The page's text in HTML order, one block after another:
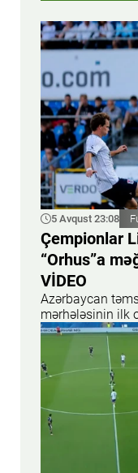
5 Avqust 23:08
Çempionlar
“Orhus”a
VİDEO
Azərbaycan
mərhələsinin ilk